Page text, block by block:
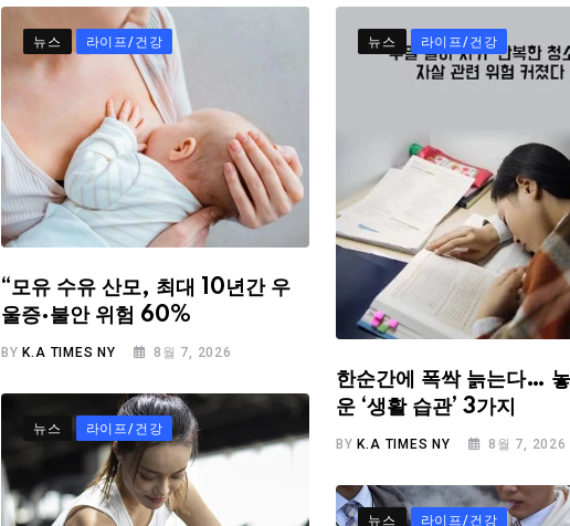
뉴스 라이프/건강
“모유 수유 산모, 최대 10년간 우
울증·불안 위험 60%
BYK.A TIMES NY 8월 7, 2026
뉴스 라이프/건강
한순간에 폭싹 늙는다…
운 ‘생활 습관’ 3가지
BY K.A TIMES NY 8월 7, 2026
뉴스 라이프/건강
뉴스 라이프/건강